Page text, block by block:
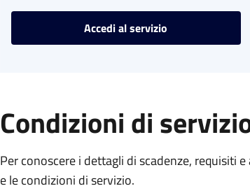
Accedi al servizio
Condizioni di
Per conoscere i dettagli di scadenze, requisiti
e le condizioni di servizio.